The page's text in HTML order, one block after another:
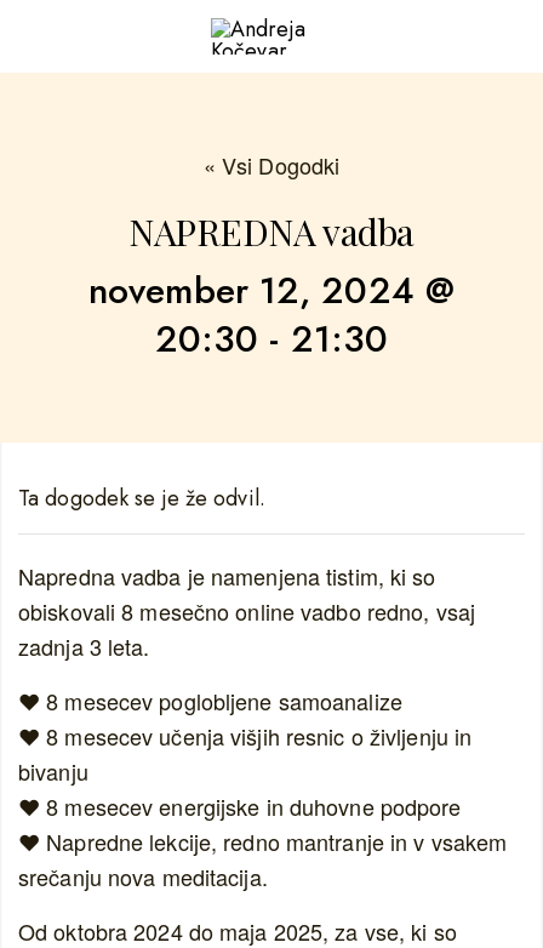
« Vsi Dogodki
NAPREDNA vadba
november 12, 2024 @
20:30 - 21:30
Ta dogodek se je že odvil.
Napredna vadba je namenjena tistim, ki so
obiskovali 8 mesečno online vadbo redno, vsaj
zadnja 3 leta.
❤️ 8 mesecev poglobljene samoanalize
❤️ 8 mesecev učenja višjih resnic o življenju in
bivanju
❤️ 8 mesecev energijske in duhovne podpore
❤️ Napredne lekcije, redno mantranje in v vsakem
srečanju nova meditacija.
Od oktobra 2024 do maja 2025, za vse, ki so